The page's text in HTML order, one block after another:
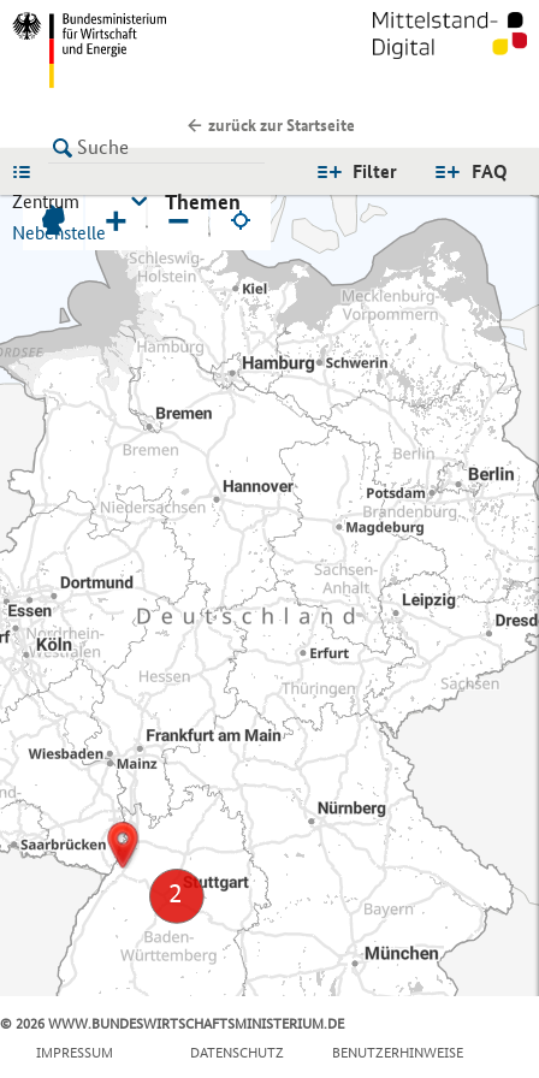
zurück zur Startseite
FAQ
Filter
Zentrum
Nebenstelle
Themen
+ −
© 2026 WWW.BUNDESWIRTSCHAFTSMINISTERIUM.DE
IMPRESSUM
DATENSCHUTZ BENUTZERHINWEISE